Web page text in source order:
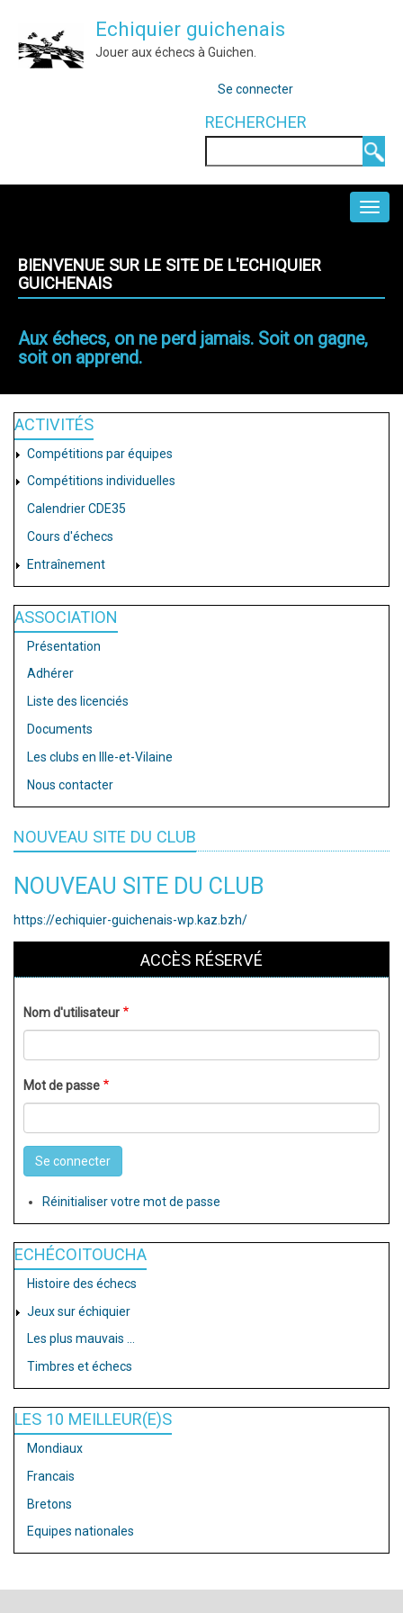
contenu
Echiquier guichenais
Jouer aux échecs à Guichen.
MENU
COMPTE
DE
Se connecter
RECHERCHER
BIENVENUE SUR LE SITE DE L'ECHIQUIER
GUICHENAIS
Aux échecs, on ne perd jamais. Soit on gagne,
soit on apprend.
ACTIVITÉS
Compétitions par équipes
Compétitions individuelles
Calendrier CDE35
Cours d'échecs
Entraînement
ASSOCIATION
Présentation
Adhérer
Liste des licenciés
Documents
Les clubs en Ille-et-Vilaine
Nous contacter
NOUVEAU SITE DU CLUB
NOUVEAU SITE DU CLUB
https://echiquier-guichenais-wp.kaz.bzh/
ACCÈS RÉSERVÉ
Nom d'utilisateur
Mot de passe
Réinitialiser votre mot de passe
ECHÉCOITOUCHA
Histoire des échecs
Jeux sur échiquier
Les plus mauvais ...
Timbres et échecs
LES 10 MEILLEUR(E)S
Mondiaux
Francais
Bretons
Equipes nationales